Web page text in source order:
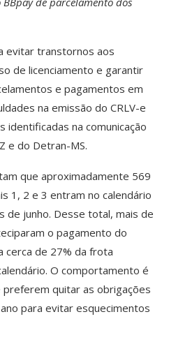
evitar transtornos aos
de licenciamento e garantir
e pagamentos em
na emissão do CRLV-e
identificadas na comunicação
e do Detran-MS.
que aproximadamente 569
1, 2 e 3 entram no calendário
de junho. Desse total, mais de
o pagamento do
cerca de 27% da frota
O comportamento é
quitar as obrigações
para evitar esquecimentos